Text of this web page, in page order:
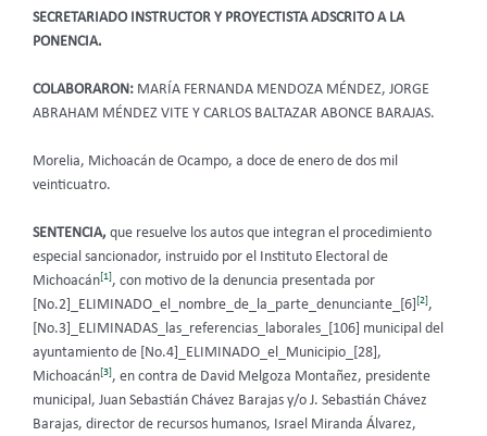
SECRETARIADO INSTRUCTOR Y PROYECTISTA ADSCRITO A LA
PONENCIA.
COLABORARON: MARÍA FERNANDA MENDOZA MÉNDEZ, JORGE
ABRAHAM MÉNDEZ VITE Y CARLOS BALTAZAR ABONCE BARAJAS.
Morelia, Michoacán de Ocampo, a doce de enero de dos mil
veinticuatro.
SENTENCIA, que resuelve los autos que integran el procedimiento
especial sancionador, instruido por el Instituto Electoral de
Michoacán[1], con motivo de la denuncia presentada por
[No.2]_ELIMINADO_el_nombre_de_la_parte_denunciante_[6] [2],
[No.3]_ELIMINADAS_las_referencias_laborales_[106] municipal del
ayuntamiento de [No.4]_ELIMINADO_el_Municipio_[28],
Michoacán[3], en contra de David Melgoza Montañez, presidente
municipal, Juan Sebastián Chávez Barajas y/o J. Sebastián Chávez
Barajas, director de recursos humanos, Israel Miranda Álvarez,